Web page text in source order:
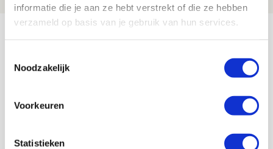
informatie die je aan ze hebt verstrekt of die ze hebben
verzameld op basis van je gebruik van hun services.
Noodzakelijk
Voorkeuren
Statistieken
Bekijk meer
AUG
11